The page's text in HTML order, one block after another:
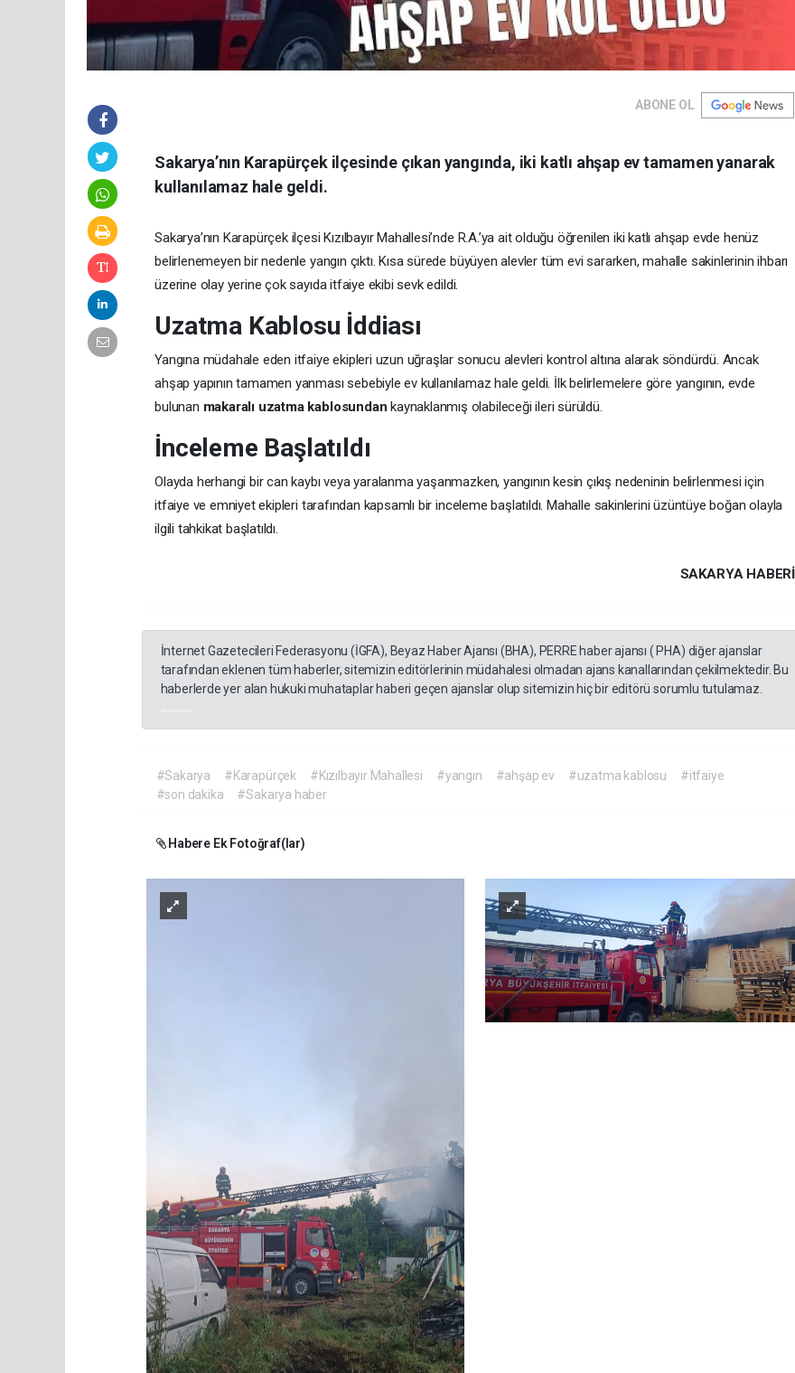
ABONE OL
Sakarya’nın Karapürçek ilçesinde çıkan yangında, iki katlı ahşap ev tamamen yanarak
kullanılamaz hale geldi.
Sakarya’nın Karapürçek ilçesi Kızılbayır Mahallesi’nde R.A.’ya ait olduğu öğrenilen iki katlı ahşap evde henüz
belirlenemeyen bir nedenle yangın çıktı. Kısa sürede büyüyen alevler tüm evi sararken, mahalle sakinlerinin ihbarı
üzerine olay yerine çok sayıda itfaiye ekibi sevk edildi.
Uzatma Kablosu İddiası
Yangına müdahale eden itfaiye ekipleri uzun uğraşlar sonucu alevleri kontrol altına alarak söndürdü. Ancak
ahşap yapının tamamen yanması sebebiyle ev kullanılamaz hale geldi. İlk belirlemelere göre yangının, evde
bulunan makaralı uzatma kablosundan kaynaklanmış olabileceği ileri sürüldü.
İnceleme Başlatıldı
Olayda herhangi bir can kaybı veya yaralanma yaşanmazken, yangının kesin çıkış nedeninin belirlenmesi için
itfaiye ve emniyet ekipleri tarafından kapsamlı bir inceleme başlatıldı. Mahalle sakinlerini üzüntüye boğan olayla
ilgili tahkikat başlatıldı.
SAKARYA HABERİ
İnternet Gazetecileri Federasyonu (İGFA), Beyaz Haber Ajansı (BHA), PERRE haber ajansı ( PHA) diğer ajanslar
tarafından eklenen tüm haberler, sitemizin editörlerinin müdahalesi olmadan ajans kanallarından çekilmektedir. Bu
haberlerde yer alan hukuki muhataplar haberi geçen ajanslar olup sitemizin hiç bir editörü sorumlu tutulamaz.
#Sakarya #Karapürçek #Kızılbayır Mahallesi #yangın #ahşap ev #uzatma kablosu
#itfaiye
#son dakika
#Sakarya haber
Habere Ek Fotoğraf(lar)